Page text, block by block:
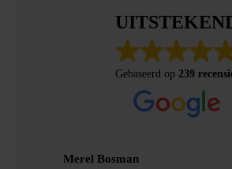
Gebaseerd op 239
Merel Bosman